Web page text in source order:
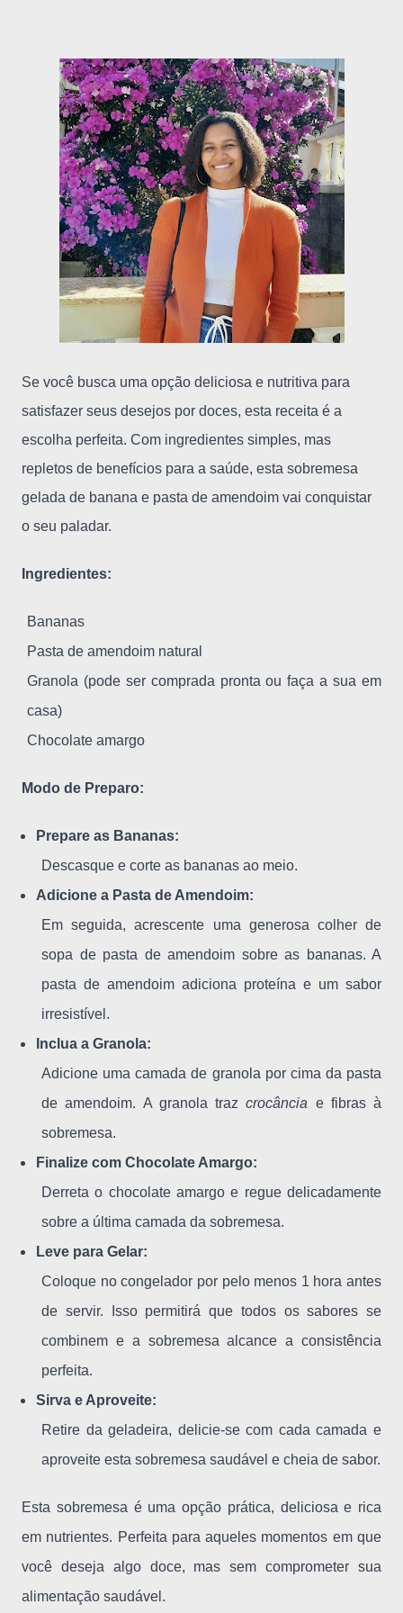
Se você busca uma opção deliciosa e nutritiva para
satisfazer seus desejos por doces, esta receita é a
escolha perfeita. Com ingredientes simples, mas
repletos de benefícios para a saúde, esta sobremesa
gelada de banana e pasta de amendoim vai conquistar
o seu paladar.
Ingredientes:
Bananas
Pasta de amendoim natural
Granola (pode ser comprada pronta ou faça a sua em
casa)
Chocolate amargo
Modo de Preparo:
Prepare as Bananas:
Descasque e corte as bananas ao meio.
Adicione a Pasta de Amendoim:
Em seguida, acrescente uma generosa colher de
sopa de pasta de amendoim sobre as bananas. A
pasta de amendoim adiciona proteína e um sabor
irresistível.
Inclua a Granola:
Adicione uma camada de granola por cima da pasta
de amendoim. A granola trazcrocância e fibras à
sobremesa.
Finalize com Chocolate Amargo:
Derreta o chocolate amargo e regue delicadamente
sobre a última camada da sobremesa.
Leve para Gelar:
Coloque no congelador por pelo menos 1 hora antes
de servir. Isso permitirá que todos os sabores se
combinem e a sobremesa alcance a consistência
perfeita.
Sirva e Aproveite:
Retire da geladeira, delicie-se com cada camada e
aproveite esta sobremesa saudável e cheia de sabor.
Esta sobremesa é uma opção prática, deliciosa e rica
em nutrientes. Perfeita para aqueles momentos em que
você deseja algo doce, mas sem comprometer sua
alimentação saudável.